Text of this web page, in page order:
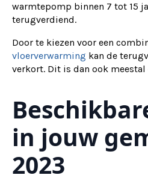
warmtepomp binnen 7 tot 15
terugverdiend.
Door te kiezen voor een
vloerverwarming kan de
verkort. Dit is dan ook meestal
in jouw
2023